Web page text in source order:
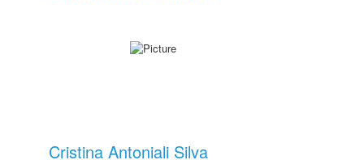
Cristina Antoniali Silva